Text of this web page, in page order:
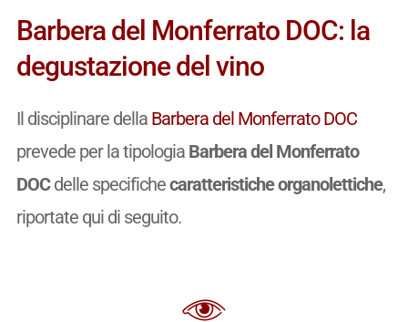
Barbera del Monferrato DOC: la
degustazione del vino
Il disciplinare della Barbera del Monferrato DOC
prevede per la tipologia Barbera del Monferrato
DOCdelle specifichecaratteristiche organolettiche,
riportate qui di seguito.